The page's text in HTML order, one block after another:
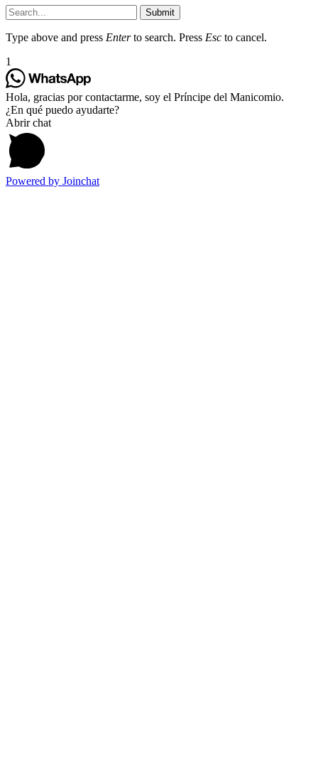
Submit
Type above and press Enterto search. Press Esc to cancel.
1
Hola, gracias por contactarme, soy el Príncipe del Manicomio.
¿En qué puedo ayudarte?
Abrir chat
Powered by Joinchat